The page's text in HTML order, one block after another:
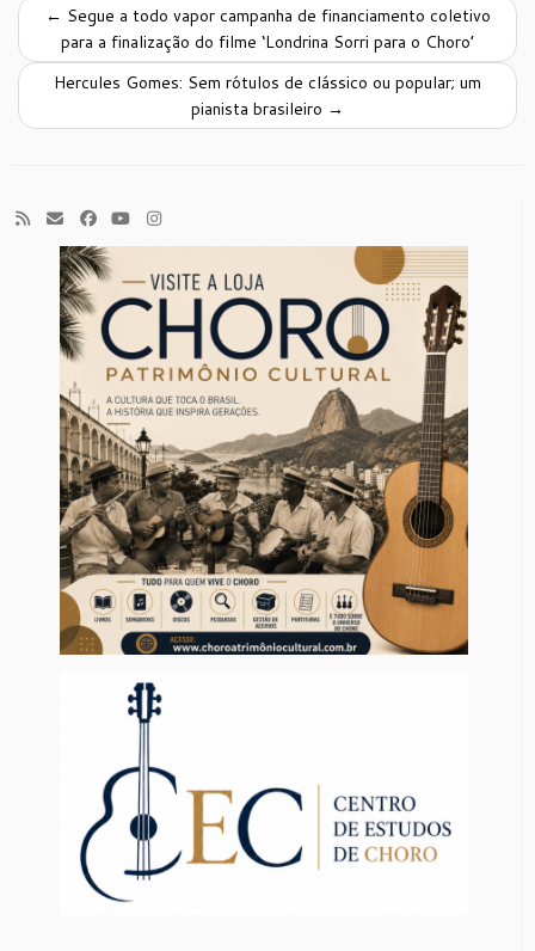
← Segue a todo vapor campanha de financiamento coletivo
para a finalização do filme ‘Londrina Sorri para o Choro’
Hercules Gomes: Sem rótulos de clássico ou popular; um
pianista brasileiro →